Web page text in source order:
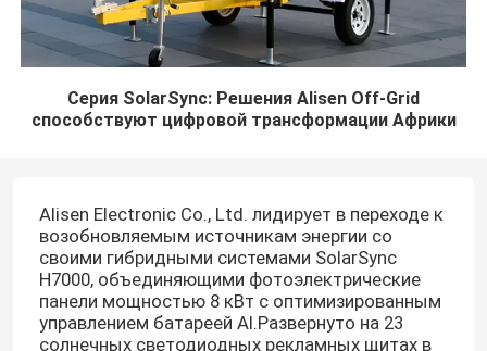
Серия SolarSync: Решения Alisen Off-Grid
способствуют цифровой трансформации Африки
Alisen Electronic Co., Ltd. лидирует в переходе к
возобновляемым источникам энергии со
своими гибридными системами SolarSync
H7000, объединяющими фотоэлектрические
панели мощностью 8 кВт с оптимизированным
управлением батареей AI.Развернуто на 23
солнечных светодиодных рекламных щитах в